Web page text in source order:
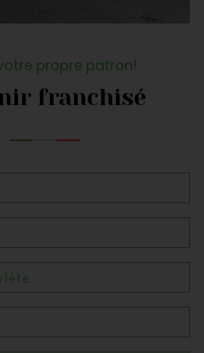
propre patron!
franchisé